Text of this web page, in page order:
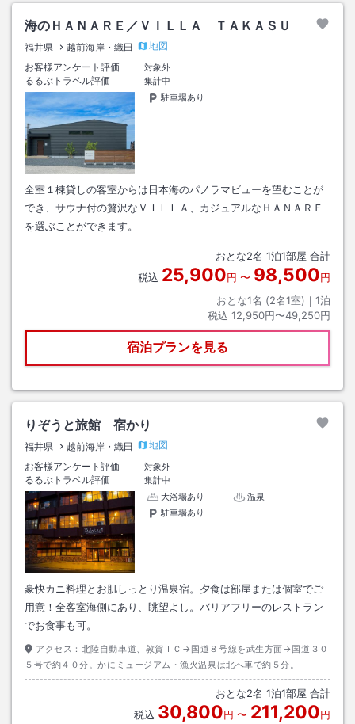
海のＨＡＮＡＲＥ／ＶＩＬＬＡ ＴＡＫＡＳＵ
福井県 越前海岸・織田
地図
お客様アンケート評価
対象外
るるぶトラベル評価
集計中
駐車場あり
全室１棟貸しの客室からは日本海のパノラマビューを望むことが
でき、サウナ付の贅沢なＶＩＬＬＡ、カジュアルなＨＡＮＡＲＥ
を選ぶことができます。
おとな2名 1泊1部屋 合計
税込 25,900円 〜 98,500円
おとな1名 (2名1室)｜ 1泊
税込 12,950円〜49,250円
宿泊プランを見る
りぞうと旅館 宿かり
福井県 越前海岸・織田
地図
お客様アンケート評価
対象外
るるぶトラベル評価
集計中
大浴場あり
温泉
駐車場あり
豪快カニ料理とお肌しっとり温泉宿。夕食は部屋または個室でご
用意！全客室海側にあり、眺望よし。バリアフリーのレストラン
でお食事も可。
アクセス： 北陸自動車道、敦賀ＩＣ→国道８号線を武生方面→国道３０
５号で約４０分。かにミュージアム・漁火温泉は北へ車で約５分。
おとな2名 1泊1部屋 合計
税込 30,800円 〜 211,200円